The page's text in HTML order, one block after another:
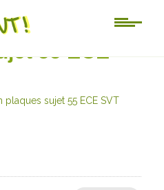
la sclérose
55 ECE
sujet 55 ECE SVT